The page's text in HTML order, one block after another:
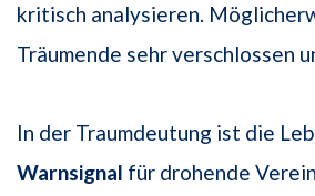
kritisch analysieren.
Träumende sehr verschlossen
In der Traumdeutung ist die
Warnsignal für drohende